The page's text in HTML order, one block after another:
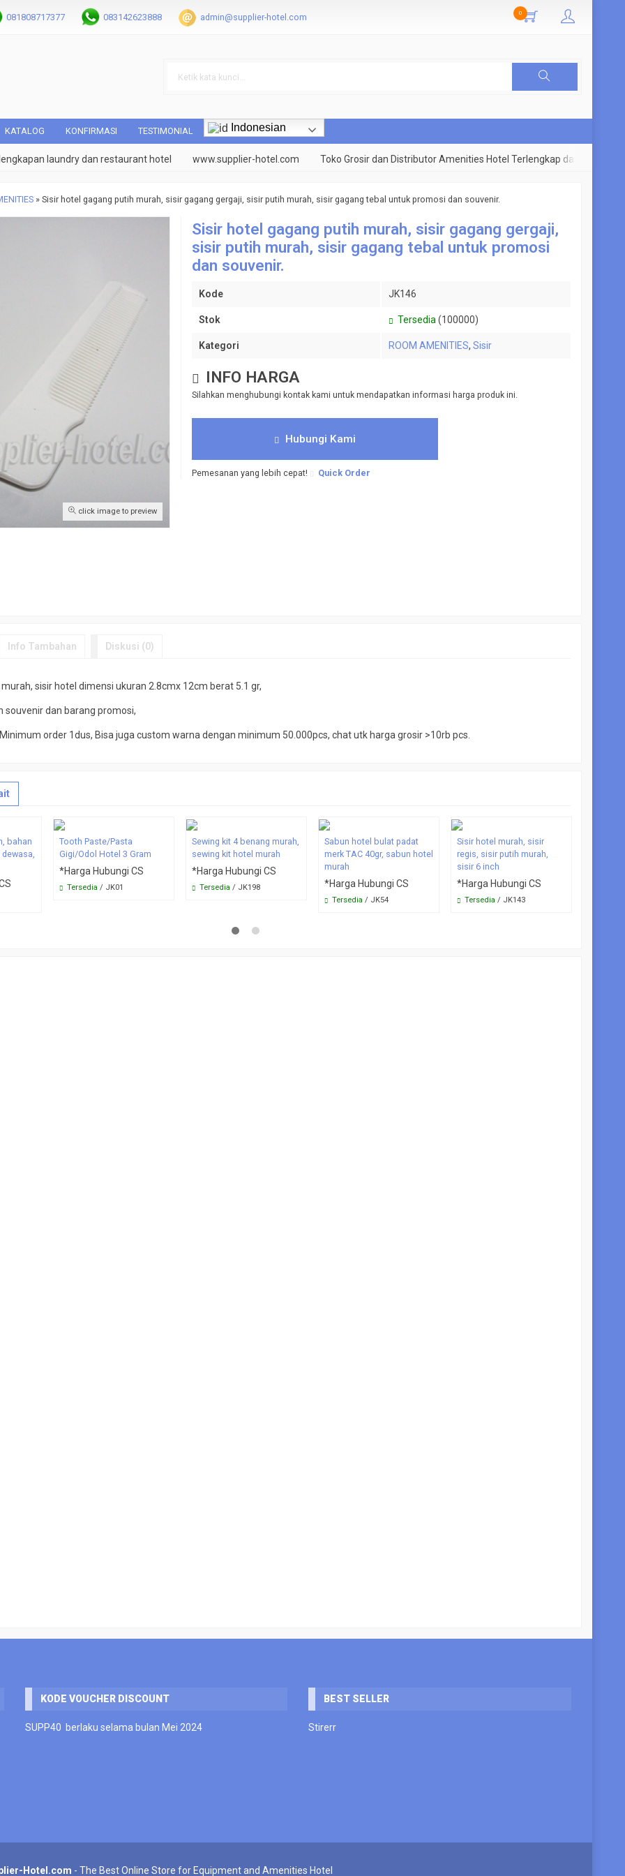
081808717377 083142623888 admin@supplier-hotel.com 0
KATALOG KONFIRMASI TESTIMONIAL Indonesian
laundry dan restaurant hotel www.supplier-hotel.com Toko Grosir dan Distributor Amenities Hotel Terlengkap dan Terpercaya
»Sisir hotel gagang putih murah, sisir gagang gergaji, sisir putih murah, sisir gagang tebal untuk promosi dan souvenir.
click image to preview
Sisir hotel gagang putih murah, sisir gagang gergaji,
sisir putih murah, sisir gagang tebal untuk promosi
dan souvenir.
Kode JK146
Stok Tersedia (100000)
Kategori ROOM AMENITIES, Sisir
INFO HARGA
Silahkan menghubungi kontak kami untuk mendapatkan informasi harga produk ini.
Hubungi Kami
Pemesanan yang lebih cepat! Quick Order
Info Tambahan Diskusi (0)
sisir hotel dimensi ukuran 2.8cmx 12cm berat 5.1 gr,
souvenir dan barang promosi,
order 1dus, Bisa juga custom warna dengan minimum 50.000pcs, chat utk harga grosir >10rb pcs.
bahan
Tooth Paste/Pasta
Gigi/Odol Hotel 3 Gram
*Harga Hubungi CS
Tersedia / JK01
Sewing kit 4 benang murah,
sewing kit hotel murah
*Harga Hubungi CS
Tersedia / JK198
Sabun hotel bulat padat
merk TAC 40gr, sabun hotel
murah
*Harga Hubungi CS
Tersedia / JK54
Sisir hotel murah, sisir
regis, sisir putih murah,
sisir 6 inch
*Harga Hubungi CS
Tersedia / JK143
Softener 1 Liter Pewangi Pelembut
Pakaian Laundry Wangi – Pink, 1 Liter
*Harga Hubungi CS
Tersedia/ JK326B
KODE VOUCHER DISCOUNT
SUPP40 berlaku selama bulan Mei 2024
BEST SELLER
Stirerr
Hotel.com - The Best Online Store for Equipment and Amenities Hotel